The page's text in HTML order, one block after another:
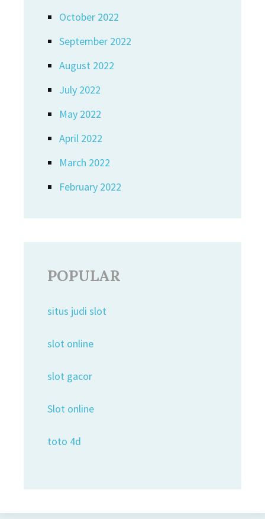
October 2022
September 2022
August 2022
July 2022
May 2022
April 2022
March 2022
February 2022
POPULAR
situs judi slot
slot online
slot gacor
Slot online
toto 4d